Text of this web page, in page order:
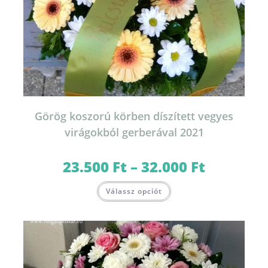
Görög koszorú körben díszített vegyes
virágokból gerberával 2021
23.500 Ft–32.000 Ft23.500 Ft
Válassz opciót a
variációja
van.
A
változatok
a
termékoldalon